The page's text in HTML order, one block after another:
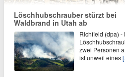
Löschhubschrauber stürzt bei
Waldbrand in Utah ab
Richfield (dpa) -
zwei Personen
ist unweit eines